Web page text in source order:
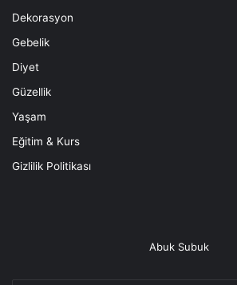
Dekorasyon
Gebelik
Diyet
Güzellik
Yaşam
Eğitim & Kurs
Gizlilik Politikası
Abuk Subuk